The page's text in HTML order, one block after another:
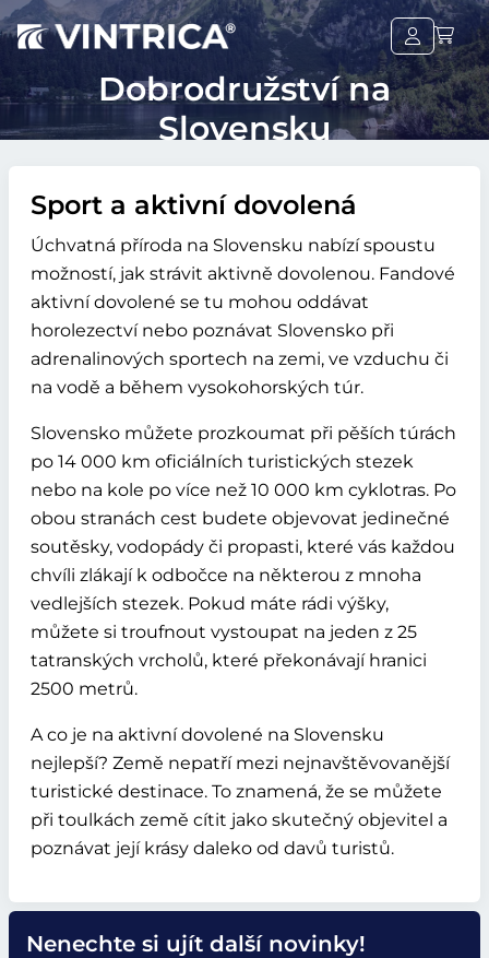
Dobrodružství na
Slovensku
Sport a aktivní dovolená
Úchvatná příroda na Slovensku nabízí spoustu
možností, jak strávit aktivně dovolenou. Fandové
aktivní dovolené se tu mohou oddávat
horolezectví nebo poznávat Slovensko při
adrenalinových sportech na zemi, ve vzduchu či
na vodě a během vysokohorských túr.
Slovensko můžete prozkoumat při pěších túrách
po 14 000 km oficiálních turistických stezek
nebo na kole po více než 10 000 km cyklotras. Po
obou stranách cest budete objevovat jedinečné
soutěsky, vodopády či propasti, které vás každou
chvíli zlákají k odbočce na některou z mnoha
vedlejších stezek. Pokud máte rádi výšky,
můžete si troufnout vystoupat na jeden z 25
tatranských vrcholů, které překonávají hranici
2500 metrů.
A co je na aktivní dovolené na Slovensku
nejlepší? Země nepatří mezi nejnavštěvovanější
turistické destinace. To znamená, že se můžete
při toulkách země cítit jako skutečný objevitel a
poznávat její krásy daleko od davů turistů.
Nenechte si ujít další novinky!